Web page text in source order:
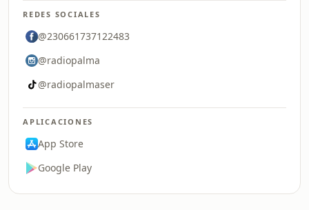
REDES SOCIALES
@230661737122483
@radiopalma
@radiopalmaser
APLICACIONES
App Store
Google Play